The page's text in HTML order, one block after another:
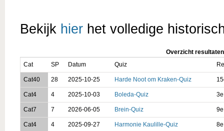
Bekijk hier het volledige
Overzicht resultaten
Cat
SP Datum Quiz
Cat40 28 2025-10-25 Harde Noot om Kraken-Quiz
Cat4 4 2025-10-03 Boleda-Quiz
Cat7 7 2026-06-05 Brein-Quiz
Cat4 4 2025-09-27 Harmonie Kaulille-Quiz